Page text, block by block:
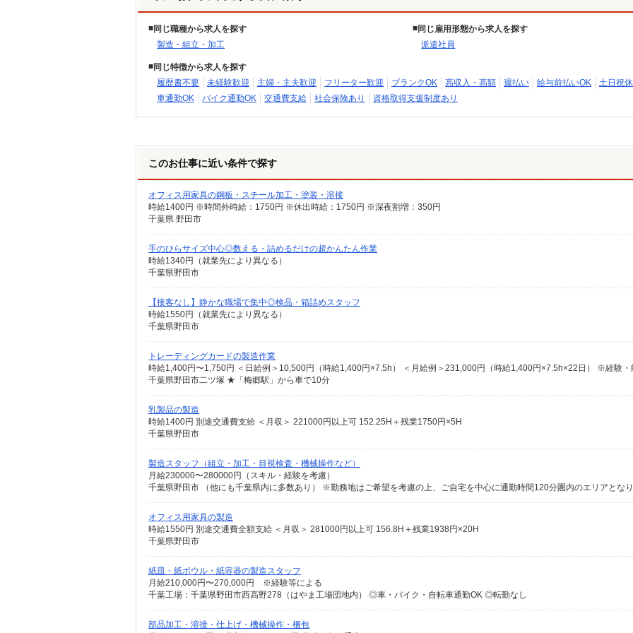
同じ職種から求人を探す
製造・組立・加工
同じ雇用形態から求人を探す
派遣社員
同じ特徴から求人を探す
履歴書不要
未経験歓迎 主婦・主夫歓迎 フリーター歓迎 ブランクOK 高収入・高額 週払い 給与前払いOK
土日祝
車通勤OK
バイク通勤OK 交通費支給 社会保険あり 資格取得支援制度あり
このお仕事に近い条件で探す
オフィス用家具の鋼板・スチール加工・塗装・溶接
時給1400円 ※時間外時給：1750円 ※休出時給：1750円 ※深夜割増：350円
千葉県 野田市
手のひらサイズ中心◎数える・詰めるだけの超かんたん作業
時給1340円（就業先により異なる）
千葉県野田市
【接客なし】静かな職場で集中◎検品・箱詰めスタッフ
時給1550円（就業先により異なる）
千葉県野田市
トレーディングカードの製造作業
千葉県野田市二ツ塚 ★「梅郷駅」から車で10分
乳製品の製造
時給1400円 別途交通費支給 ＜月収＞ 221000円以上可 152.25H＋残業1750円×5H
千葉県野田市
製造スタッフ（組立・加工・目視検査・機械操作など）
月給230000〜280000円（スキル・経験を考慮）
オフィス用家具の製造
時給1550円 別途交通費全額支給 ＜月収＞ 281000円以上可 156.8H＋残業1938円×20H
千葉県野田市
紙皿・紙ボウル・紙容器の製造スタッフ
月給210,000円〜270,000円 ※経験等による
千葉工場：千葉県野田市西高野278（はやま工場団地内） ◎車・バイク・自転車通勤OK ◎転勤なし
部品加工・溶接・仕上げ・機械操作・梱包